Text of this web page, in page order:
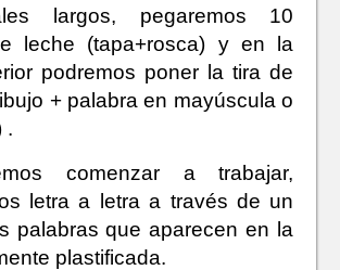
largos, pegaremos 10
leche (tapa+rosca) y en la
podremos poner la tira de
+ palabra en mayúscula o
.
comenzar a trabajar,
letra a letra a través de un
palabras que aparecen en la
plastificada.